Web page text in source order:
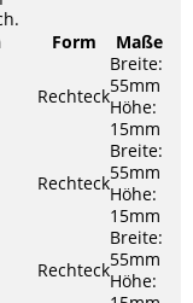
Form
Maße
Rechteck
Breite:
55mm
Höhe:
15mm
Rechteck
Breite:
55mm
Höhe:
15mm
Rechteck
Breite:
55mm
Höhe: